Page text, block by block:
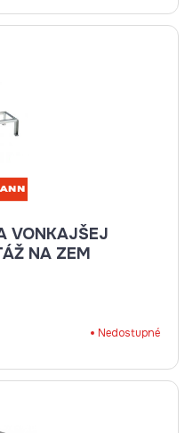
VONKAJŠEJ
NA ZEM
Nedostupné